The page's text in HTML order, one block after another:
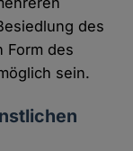
des
Form des
sein.